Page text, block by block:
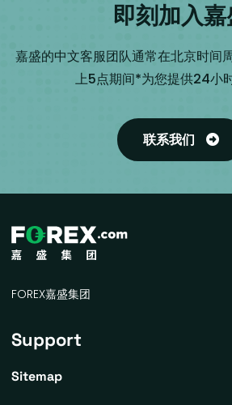
即刻加入嘉
嘉盛的中文客服团队通常在北京时间
上5点期间*为您提供24小
联系我们
FOREX嘉盛集团
Support
Sitemap